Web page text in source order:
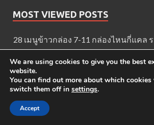
MOST VIEWED POSTS
28 เมนูข้าวกล่อง 7-11 กล่องไหนกี่แคล
เมนูใน KFC กี่แคล ?
ข้าวกล่อง 7-11 EZYGO กี่แคล ?
ชาจีน สุดยอดเครื่องดื่มสรรพคุณยอดเยี่ยม
คาร์ดิโอ 10 วิธีเบิร์นไขมันกระจาย
We are using cookies to give you the best
website.
You can find out more about which cookies
switch them off in settings.
Accept